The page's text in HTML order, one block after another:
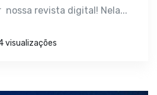
revista digital! Nela...
visualizações